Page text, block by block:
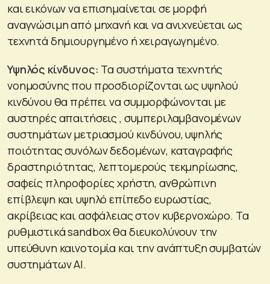
και εικόνων να επισημαίνεται σε μορφή
αναγνώσιμη από μηχανή και να ανιχνεύεται ως
τεχνητά δημιουργημένο ή χειραγωγημένο.
Υψηλός κίνδυνος: Τα συστήματα τεχνητής
νοημοσύνης που προσδιορίζονται ως υψηλού
κινδύνου θα πρέπει να συμμορφώνονται με
αυστηρές απαιτήσεις , συμπεριλαμβανομένων
συστημάτων μετριασμού κινδύνου, υψηλής
ποιότητας συνόλων δεδομένων, καταγραφής
δραστηριότητας, λεπτομερούς τεκμηρίωσης,
σαφείς πληροφορίες χρήστη, ανθρώπινη
επίβλεψη και υψηλό επίπεδο ευρωστίας,
ακρίβειας και ασφάλειας στον κυβερνοχώρο. Τα
ρυθμιστικά sandbox θα διευκολύνουν την
υπεύθυνη καινοτομία και την ανάπτυξη συμβατών
συστημάτων AI.